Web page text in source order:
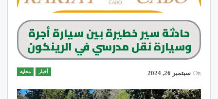
حادثة سير خطيرة بين سيارة أجرة
وسيارة نقل مدرسي في الرينكون
أخبار محلية On سبتمبر 26, 2024